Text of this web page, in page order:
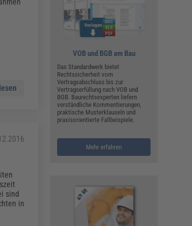
sind
in
VOB und BGB am Bau
Das Standardwerk bietet
Rechtssicherheit vom
Vertragsabschluss bis zur
Vertragserfüllung nach VOB und
BGB. Baurechtsexperten liefern
verständliche Kommentierungen,
praktische Musterklauseln und
praxisorientierte Fallbeispiele.
Mehr erfahren